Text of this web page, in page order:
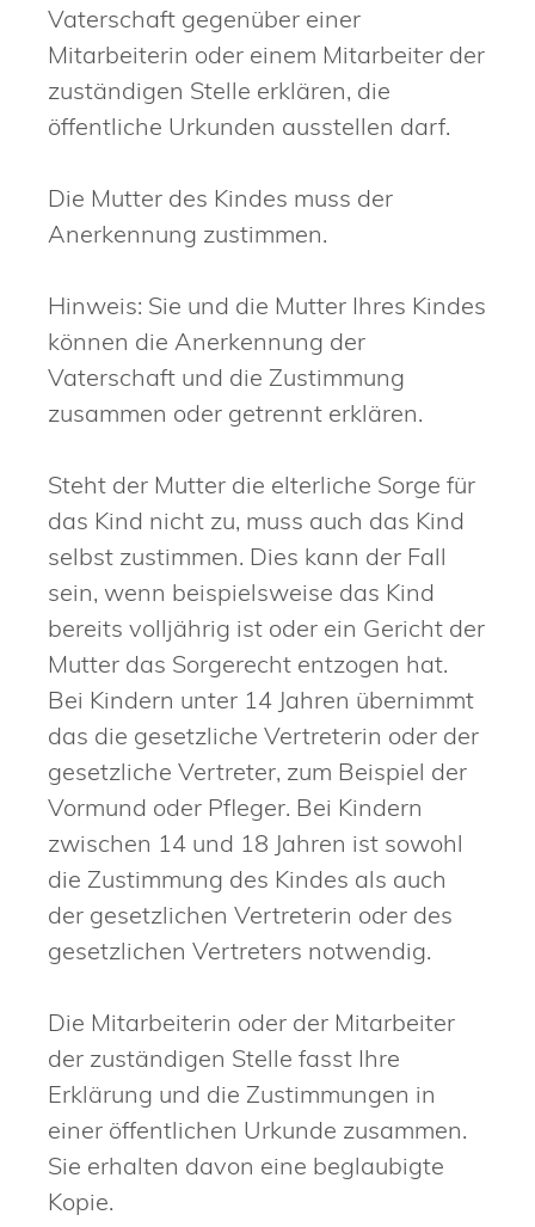
Vaterschaft gegenüber einer
Mitarbeiterin oder einem Mitarbeiter der
zuständigen Stelle erklären, die
öffentliche Urkunden ausstellen darf.
Die Mutter des Kindes muss der
Anerkennung zustimmen.
Hinweis: Sie und die Mutter Ihres Kindes
können die Anerkennung der
Vaterschaft und die Zustimmung
zusammen oder getrennt erklären.
Steht der Mutter die elterliche Sorge für
das Kind nicht zu, muss auch das Kind
selbst zustimmen. Dies kann der Fall
sein, wenn beispielsweise das Kind
bereits volljährig ist oder ein Gericht der
Mutter das Sorgerecht entzogen hat.
Bei Kindern unter 14 Jahren übernimmt
das die gesetzliche Vertreterin oder der
gesetzliche Vertreter, zum Beispiel der
Vormund oder Pfleger. Bei Kindern
zwischen 14 und 18 Jahren ist sowohl
die Zustimmung des Kindes als auch
der gesetzlichen Vertreterin oder des
gesetzlichen Vertreters notwendig.
Die Mitarbeiterin oder der Mitarbeiter
der zuständigen Stelle fasst Ihre
Erklärung und die Zustimmungen in
einer öffentlichen Urkunde zusammen.
Sie erhalten davon eine beglaubigte
Kopie.